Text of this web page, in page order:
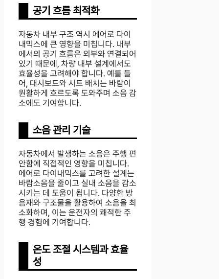
공기 흐름 최적화
자동차 내부 구조 역시 에어로 다이
내믹스에 큰 영향을 미칩니다. 내부
에서의 공기 흐름은 외부와 연결되어
있기 때문에, 차량 내부 설계에서도
효율성을 고려해야 합니다. 예를 들
어, 대시보드와 시트 배치는 바람이
원활하게 흐르도록 도와주며 소음 감
소에도 기여합니다.
소음 관리 기술
자동차에서 발생하는 소음은 주행 편
안함에 직접적인 영향을 미칩니다.
에어로 다이내믹스를 고려한 설계는
바람소음을 줄이고 실내 소음을 감소
시키는 데 도움이 됩니다. 다양한 방
음재와 구조물을 활용하여 소음을 최
소화하며, 이는 운전자의 쾌적한 주
행 경험에 기여합니다.
온도 조절 시스템과 효율
성